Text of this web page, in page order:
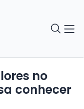
no
conhecer